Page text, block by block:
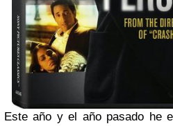
Este año y el año pasado he